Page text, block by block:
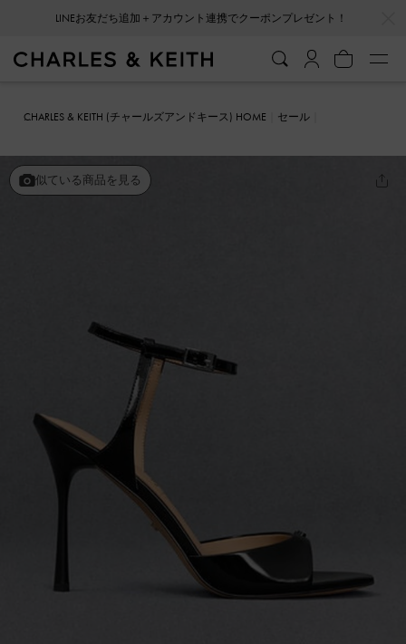
LINEお友だち追加＋アカウント連携でクーポンプレゼント！
CHARLES & KEITH (チャールズアンドキース) HOME
セール
似ている商品を見る